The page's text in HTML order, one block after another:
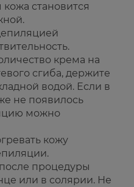
становится
крема на
сгиба, держите
водой. Если в
не появилось
можно
кожу
процедуры
или в солярии. Не